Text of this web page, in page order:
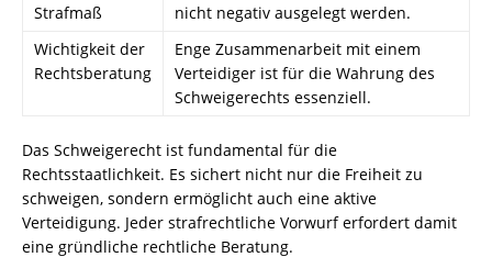
Strafmaß
nicht negativ ausgelegt werden.
Wichtigkeit der
Rechtsberatung
Enge Zusammenarbeit mit einem
Verteidiger ist für die Wahrung des
Schweigerechts essenziell.
Das Schweigerecht ist fundamental für die
Rechtsstaatlichkeit. Es sichert nicht nur die Freiheit zu
schweigen, sondern ermöglicht auch eine aktive
Verteidigung. Jeder strafrechtliche Vorwurf erfordert damit
eine gründliche rechtliche Beratung.